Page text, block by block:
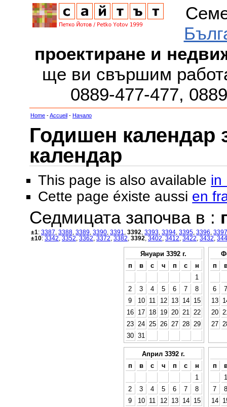
проектиране и
ще ви свършим
0889-477-477,
Home -Accueil - Начало
Годишен календар
календар
This page is also available in
Cette page éxiste aussi en
Седмицата започва в :
±1: 3387 3388 3389 3390 3391 3392 3393 3394 3395 3396 3397
±10: 3342 3352 3362 3372 3382 3392 3402 3412 3422 3432
Януари 3392 г.
п
в с ч п с
н
1
2
3 4 5 6 7
8
9
10 11 12 13 14
15
16
17 18 19 20 21
22
23
24 25 26 27 28
29
30 31
п
6
7
13
20
27
Април 3392 г.
п
в с ч п с
н
1
2
3 4 5 6 7
8
9
10 11 12 13 14
15
п
1
7
8
14